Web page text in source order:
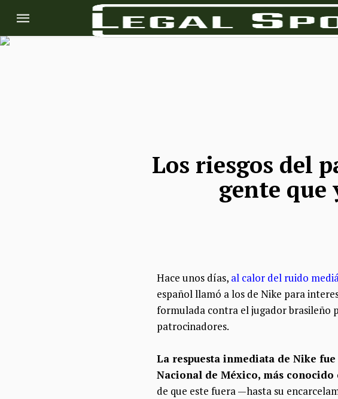
Los riesgos del
gente que
Hace unos días, al calor del ruido
español llamó a los de Nike para
formulada contra el jugador brasileño
patrocinadores.
La respuesta inmediata de Nike
Nacional de México, más conocido
de que este fuera —hasta su